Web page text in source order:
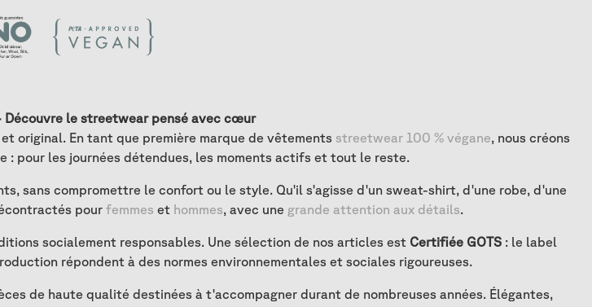
Découvre le streetwear pensé avec cœur
original. En tant que première marque de vêtements streetwear 100 % végane, nous créons
: pour les journées détendues, les moments actifs et tout le reste.
sans compromettre le confort ou le style. Qu'il s'agisse d'un sweat-shirt, d'une robe, d'une
pour femmes et hommes, avec une grande attention aux détails.
socialement responsables. Une sélection de nos articles est Certifiée GOTS : le label
répondent à des normes environnementales et sociales rigoureuses.
de haute qualité destinées à t'accompagner durant de nombreuses années. Élégantes,